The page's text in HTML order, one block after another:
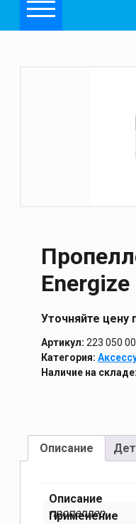
Меню
Energize
Уточняйте цену
Артикул: 223 050
Категория:
Наличие на складе:
Описание
Описание
пропеллер
Применение